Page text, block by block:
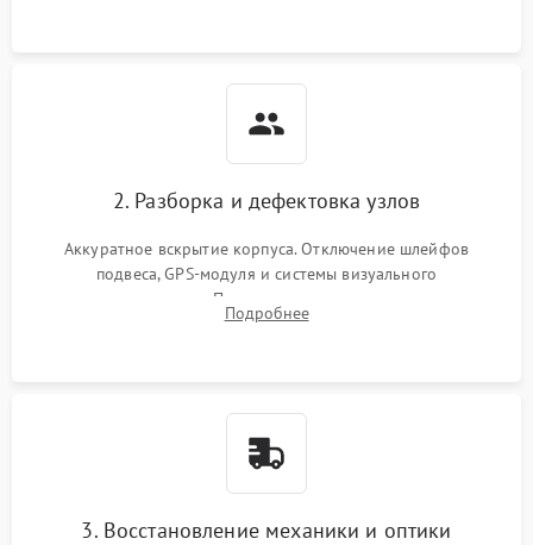
2. Разборка и дефектовка узлов
Аккуратное вскрытие корпуса. Отключение шлейфов
подвеса, GPS-модуля и системы визуального
позиционирования. Проверка полетного контроллера,
регуляторов оборотов (ESC) и бесколлекторных моторов на
Подробнее
3. Восстановление механики и оптики